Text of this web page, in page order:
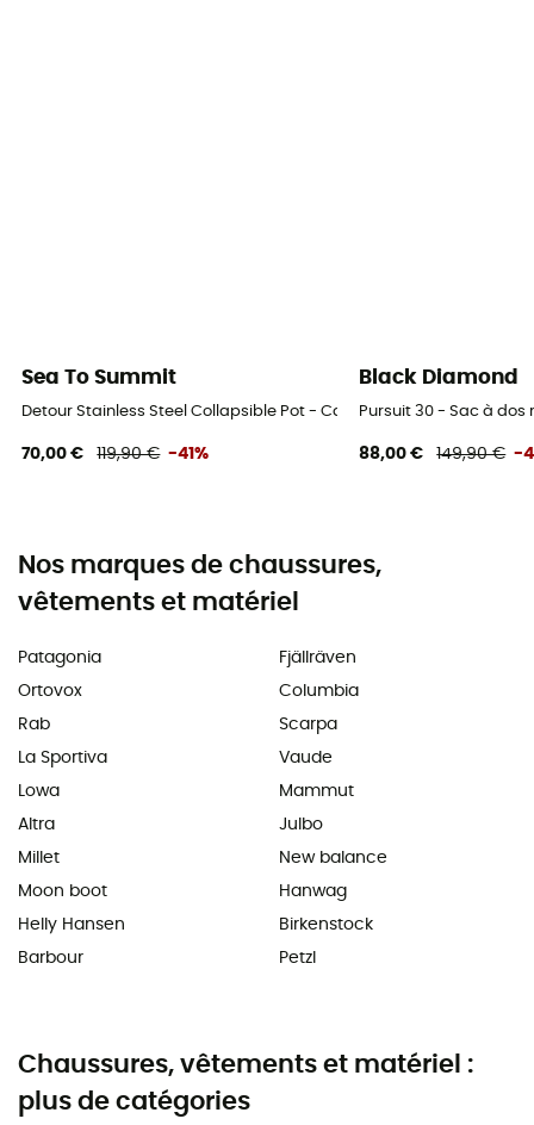
Sea To Summit
Detour Stainless Steel Collapsible Pot - Casserole
70,00 € 119,90 € -41%
Black Diamond
Pursuit 30 - Sac à
88,00 € 149,90 € -
Nos marques de chaussures,
vêtements et matériel
Patagonia
Ortovox
Rab
La Sportiva
Lowa
Altra
Millet
Moon boot
Helly Hansen
Barbour
Fjällräven
Columbia
Scarpa
Vaude
Mammut
Julbo
New balance
Hanwag
Birkenstock
Petzl
Chaussures, vêtements et matériel :
plus de catégories